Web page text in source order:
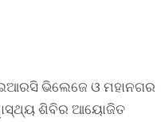
ଭିଲେଜେ ଓ ମହାନଗର
ଶିବିର ଆୟୋଜିତ